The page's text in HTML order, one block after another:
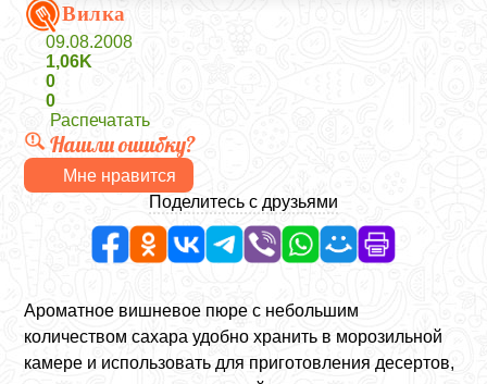
Вилка
09.08.2008
1,06K
0
0
Распечатать
Нашли ошибку?
Мне нравится
Поделитесь с друзьями
Ароматное вишневое пюре с небольшим
количеством сахара удобно хранить в морозильной
камере и использовать для приготовления десертов,